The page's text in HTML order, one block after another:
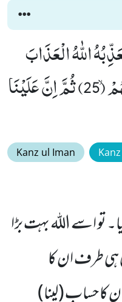
وَ كَفَرَۙ (23) فَیُعَذِّبُهُ اللّٰهُ الْعَذَابَ
الْاَكْبَرَﭤ(24) اِنَّ اِلَیْنَاۤ اِیَابَهُمْۙ (25) ثُمَّ اِنَّ عَلَیْنَا
Kanz ul Iman
تو اسے اللہ بہت بڑا
طرف ان کا
کا حساب (لینا)